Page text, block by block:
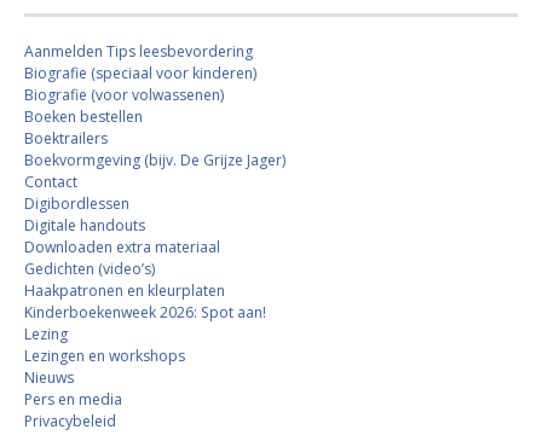
Aanmelden Tips leesbevordering
Biografie (speciaal voor kinderen)
Biografie (voor volwassenen)
Boeken bestellen
Boektrailers
Boekvormgeving (bijv. De Grijze Jager)
Contact
Digibordlessen
Digitale handouts
Downloaden extra materiaal
Gedichten (video’s)
Haakpatronen en kleurplaten
Kinderboekenweek 2026: Spot aan!
Lezing
Lezingen en workshops
Nieuws
Pers en media
Privacybeleid